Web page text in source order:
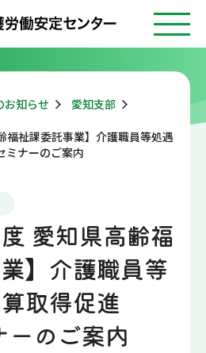
お知らせ
愛知支部
福祉課委託事業】介護職員等処遇
ミナーのご案内
度 愛知県高齢福
】介護職員等
取得促進
のご案内